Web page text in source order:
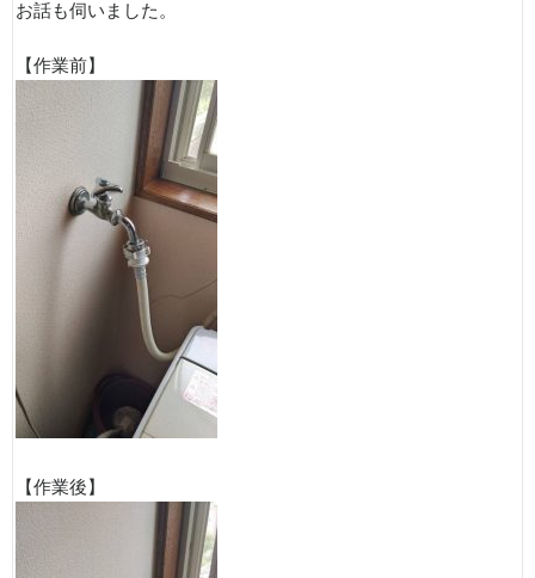
お話も伺いました。
【作業前】
【作業後】